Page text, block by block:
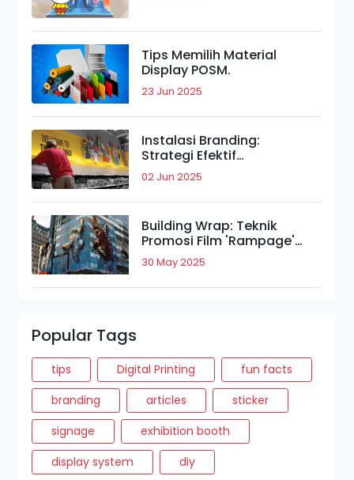
Tips Memilih Material
Display POSM.
23 Jun 2025
Instalasi Branding:
Strategi Efektif
Meningkatkan Daya Tarik
Merek.
02 Jun 2025
Building Wrap: Teknik
Promosi Film 'Rampage'
yang Bikin Takjub.
30 May 2025
Popular Tags
tips Digital Printing
fun facts
branding
articles
sticker
signage
exhibition booth
display system
diy